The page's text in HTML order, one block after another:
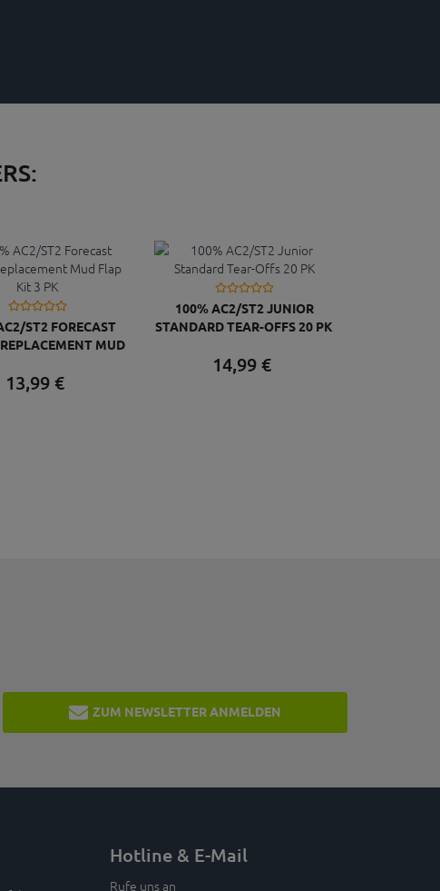
ST2 FORECAST
MUD
13,99€
100% AC2/ST2 JUNIOR
STANDARD TEAR-OFFS 20 PK
14,99€
ZUM NEWSLETTER ANMELDEN
Hotline & E-Mail
Rufe uns an